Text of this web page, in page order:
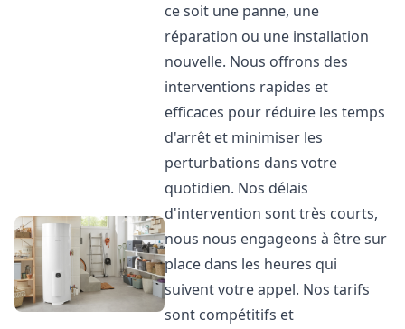
ce soit une panne, une
réparation ou une installation
nouvelle. Nous offrons des
interventions rapides et
efficaces pour réduire les temps
d'arrêt et minimiser les
perturbations dans votre
quotidien. Nos délais
d'intervention sont très courts,
nous nous engageons à être sur
place dans les heures qui
suivent votre appel. Nos tarifs
sont compétitifs et